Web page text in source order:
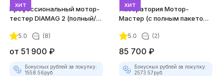
хит
Профессиональный мотор-
тестер DIAMAG 2 (полный/
5.0 (8)
от 51 900 ₽
Бонусных рублей за покупку:
1558.56руб.
хит
Лаборатория Мотор-
Мастер (с полным пакетом
5.0 (2)
85 700 ₽
Бонусных рублей за покупку:
2573.57руб.